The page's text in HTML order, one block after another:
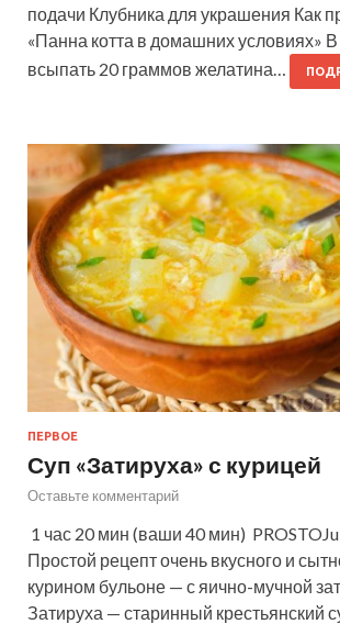
подачи Клубника для украшения Как
«Панна котта в домашних условиях» В
всыпать 20 граммов желатина…
ПЕРВОЕ
Суп «Затируха» с курицей
Оставьте комментарий
1 час 20 мин (ваши 40 мин)
Простой рецепт очень вкусного и
курином бульоне — с яично-мучной
Затируха — старинный крестьянский